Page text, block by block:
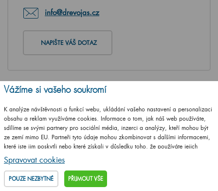
info@drevojas.cz
NAPIŠTE VÁŠ DOTAZ
Vážíme si vašeho soukromí
K analýze návštěvnosti a funkcí webu, ukládání vašeho nastavení a personalizaci
obsahu a reklam využíváme cookies. Informace o tom, jak náš web používáte,
sdílíme se svými partnery pro sociální média, inzerci a analýzy, kteří mohou být
ze zemí mimo EU. Partneři tyto údaje mohou zkombinovat s dalšími informacemi,
které jste jim poskytli nebo které získali v důsledku toho, že používáte jejich
služby.
Podrobné informace
Spravovat cookies
POUZE NEZBYTNÉ PŘIJMOUT VŠE